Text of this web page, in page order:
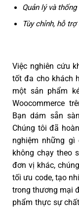
Quản lý và
Tùy chỉnh, hỗ
Việc nghiên cứu
tốt đa cho khách
một sản phẩm
Woocommerce
Bạn dám sẵn
Chúng tôi đã
nghiệm những
không chạy theo
đơn vị khác,
tối ưu code, tạo
trong thương mại
phẩm thực sự